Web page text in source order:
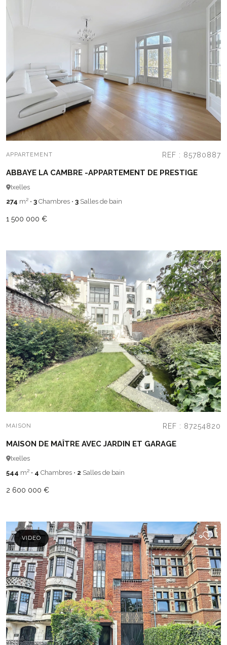
APPARTEMENT REF : 85780887
ABBAYE LA CAMBRE -APPARTEMENT DE PRESTIGE
Ixelles
274 m² • 3 Chambres • 3 Salles de bain
1 500 000 €
MAISON REF : 87254820
MAISON DE MAÎTRE AVEC JARDIN ET GARAGE
Ixelles
544 m² • 4 Chambres • 2 Salles de bain
2 600 000 €
VIDEO